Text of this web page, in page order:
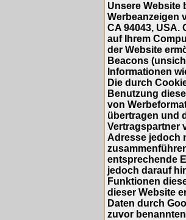
Unsere Website
Werbeanzeigen
CA 94043,
auf Ihrem
der Website
Beacons
Informationen
Die durch
Benutzung
von
übertragen und
Vertragspartner
Adresse jedoch
entsprechende
jedoch darauf
Funktionen
dieser Website
Daten durch
zuvor